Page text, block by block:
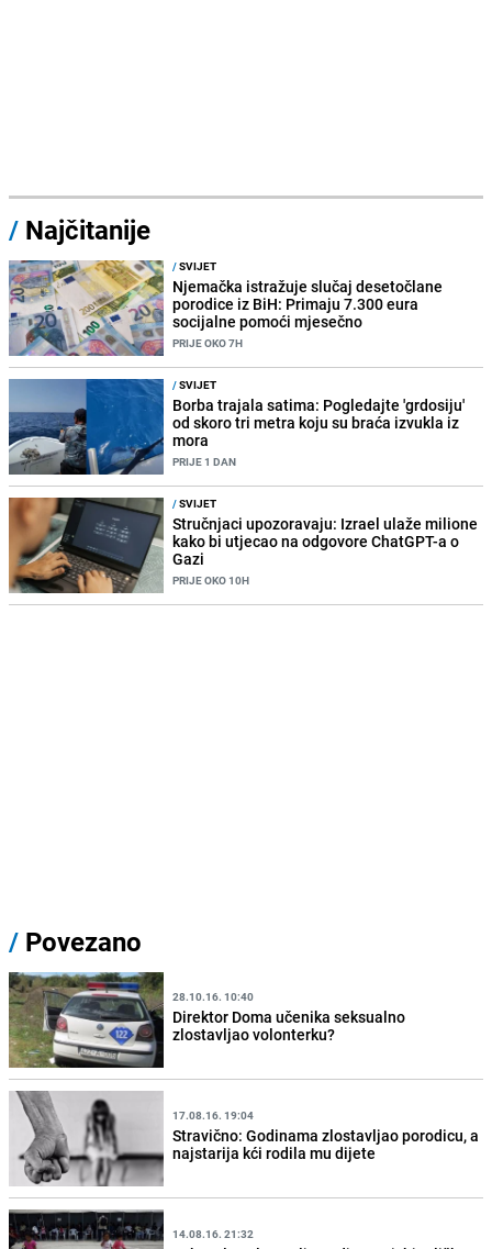
/ Najčitanije
/SVIJET
Njemačka istražuje slučaj desetočlane
porodice iz BiH: Primaju 7.300 eura
socijalne pomoći mjesečno
PRIJE OKO 7H
/SVIJET
Borba trajala satima: Pogledajte 'grdosiju'
od skoro tri metra koju su braća izvukla iz
mora
PRIJE 1 DAN
/SVIJET
Stručnjaci upozoravaju: Izrael ulaže milione
kako bi utjecao na odgovore ChatGPT-a o
Gazi
PRIJE OKO 10H
/ Povezano
28.10.16. 10:40
Direktor Doma učenika seksualno
zlostavljao volonterku?
17.08.16. 19:04
Stravično: Godinama zlostavljao porodicu, a
najstarija kći rodila mu dijete
14.08.16. 21:32